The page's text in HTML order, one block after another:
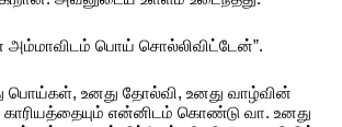
அம்மாவிடம் பொய் சொல்லிவிட்டேன்”.
பொய்கள், உனது தோல்வி, உனது வாழ்வின்
என்னிடம் கொண்டு வா. உனது